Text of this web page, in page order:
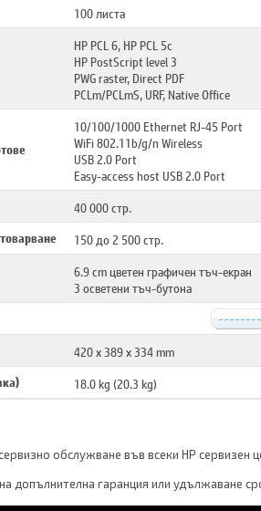
100 листа
HP PCL 6, HP PCL 5c
HP PostScript level 3
PWG raster, Direct PDF
PCLm/PCLmS, URF, Native Office
10/100/1000 Ethernet RJ-45 Port
WiFi 802.11b/g/n Wireless
USB 2.0 Port
Easy-access host USB 2.0 Port
40 000 стр.
150 до 2 500 стр.
6.9 cm цветен графичен тъч-екран
3 осветени тъч-бутона
420 x 389 x 334 mm
18.0 kg (20.3 kg)
обслужване във всеки HP сервизен
допълнителна гаранция или удължаване